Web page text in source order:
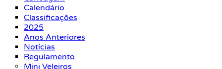
Calendário
Classificações
2025
Anos Anteriores
Notícias
Regulamento
Mini Veleiros